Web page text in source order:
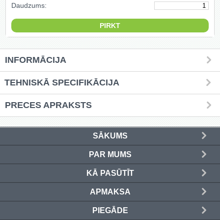
Daudzums:
INFORMĀCIJA
TEHNISKĀ SPECIFIKĀCIJA
PRECES APRAKSTS
SĀKUMS
PAR MUMS
KĀ PASŪTĪT
APMAKSA
PIEGĀDE
Griešanas diski un zāģa asmeņi
(50)
Krāsošanas instrumenti (133)
LED produkti (73)